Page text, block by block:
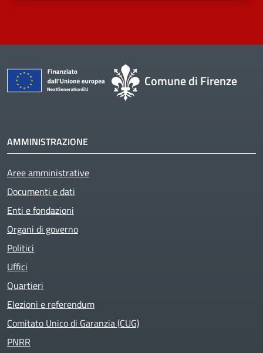
Comune di Firenze
AMMINISTRAZIONE
Aree amministrative
Documenti e dati
Enti e fondazioni
Organi di governo
Politici
Uffici
Quartieri
Elezioni e referendum
Comitato Unico di Garanzia (CUG)
PNRR